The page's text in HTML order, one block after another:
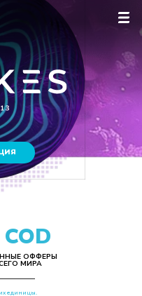
ОФФЕРЫ
МИРА
единицы.